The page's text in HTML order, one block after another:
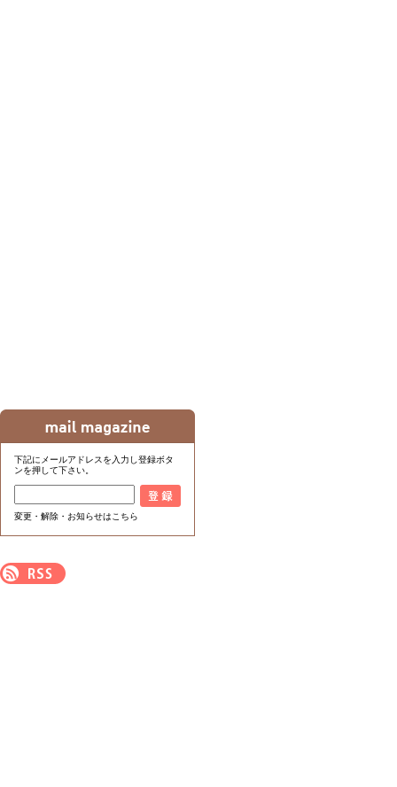
下記にメールアドレスを入力し登録ボタ
ンを押して下さい。
変更・解除・お知らせはこちら